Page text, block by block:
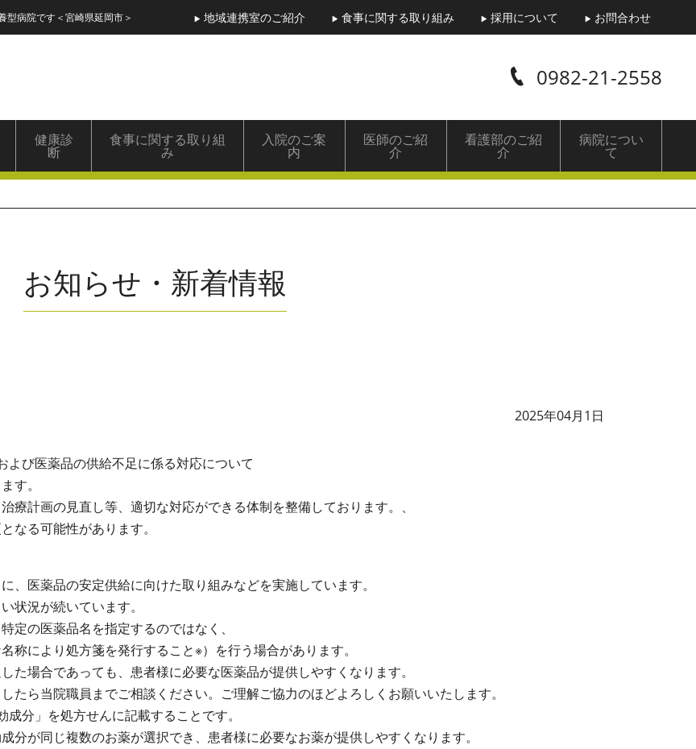
型病院です＜宮崎県延岡市＞ 地域連携室のご紹介 食事に関する取り組み 採用について お問合わせ
0982-21-2558
健康診
断
食事に関する取り組
み
入院のご案
内
医師のご紹
介
看護部のご紹
介
病院につい
て
お知らせ・新着情報
2025年04月1日
び医薬品の供給不足に係る対応について
す。
計画の見直し等、適切な対応ができる体制を整備しております。、
る可能性があります。
医薬品の安定供給に向けた取り組みなどを実施しています。
況が続いています。
の医薬品名を指定するのではなく、
により処方箋を発行すること※）を行う場合があります。
場合であっても、患者様に必要な医薬品が提供しやすくなります。
ら当院職員までご相談ください。ご理解ご協力のほどよろしくお願いいたします。
分」を処方せんに記載することです。
が同じ複数のお薬が選択でき、患者様に必要なお薬が提供しやすくなります。